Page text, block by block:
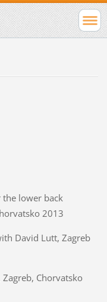
the lower back
2013
David Lutt, Zagreb
Chorvatsko